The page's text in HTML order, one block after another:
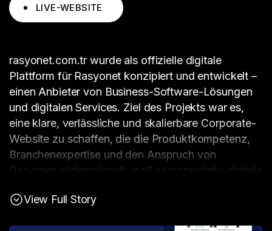
LIVE-WEBSITE
rasyonet.com.tr wurde als offizielle digitale
Plattform für Rasyonet konzipiert und entwickelt –
einen Anbieter von Business-Software-Lösungen
und digitalen Services. Ziel des Projekts war es,
eine klare, verlässliche und skalierbare Corporate-
Website zu schaffen, die die Produktkompetenz,
Branchenexpertise und den Anspruch von
Rasyonet widerspiegelt, maßgeschneiderte digitale
Die Website wurde so strukturiert, dass detaillierte
View Full Story